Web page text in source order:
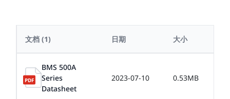
文档 (1) 日期 大小
BMS 500A
Series
Datasheet
2023-07-10 0.53MB